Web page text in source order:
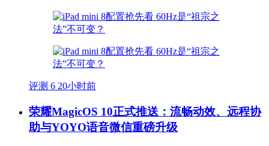
评测 6 20小时前
荣耀MagicOS 10正式推送：流畅动效、远程协
助与YOYO语音微信重磅升级